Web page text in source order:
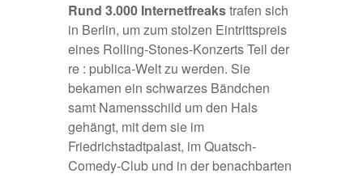
Rund 3.000 Internetfreakstrafen sich
in Berlin, um zum stolzen Eintrittspreis
eines Rolling-Stones-Konzerts Teil der
re : publica-Welt zu werden. Sie
bekamen ein schwarzes Bändchen
samt Namensschild um den Hals
gehängt, mit dem sie im
Friedrichstadtpalast, im Quatsch-
Comedy-Club und in der benachbarten